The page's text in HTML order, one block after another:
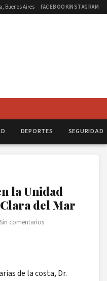
Buenos Aires FACEBOOKINSTAGRAM
DEPORTES SEGURIDAD
la Unidad
del Mar
Sin comentarios
de la costa, Dr.